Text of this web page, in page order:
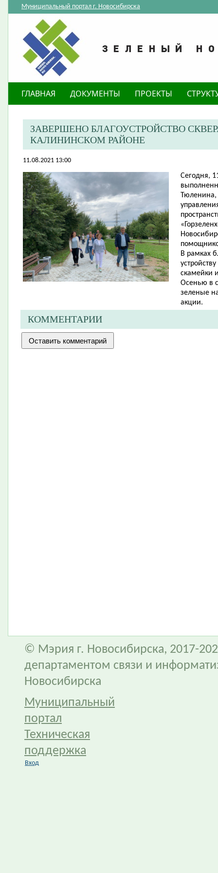
Муниципальный портал г. Новосибирска
ГЛАВНАЯ ДОКУМЕНТЫ ПРОЕКТЫ
ЗАВЕРШЕНО БЛАГОУСТРОЙСТВО
КАЛИНИНСКОМ РАЙОНЕ
11.08.2021 13:00
Сегодня,
Тюленина,
В рамках
скамейки
Осенью в
зеленые
акции.
КОММЕНТАРИИ
© Мэрия г. Новосибирска, 2017-
департаментом связи и
Новосибирска
Муниципальный
портал
Техническая
поддержка
Вход